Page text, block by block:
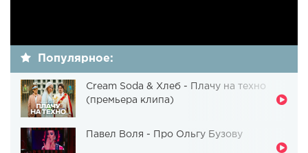
Популярное:
Cream Soda & Хлеб - Плачу на техно
(премьера клипа)
Павел Воля - Про Ольгу Бузову